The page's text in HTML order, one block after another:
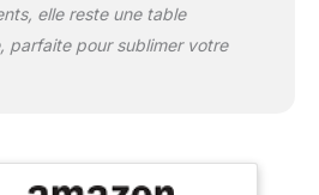
elle reste une table
parfaite pour sublimer votre